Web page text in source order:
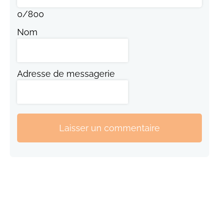
0/800
Nom
Adresse de messagerie
Laisser un commentaire